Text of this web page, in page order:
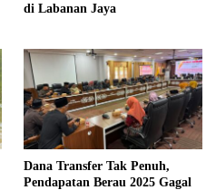
di Labanan Jaya
Dana Transfer Tak Penuh,
Pendapatan Berau 2025 Gagal